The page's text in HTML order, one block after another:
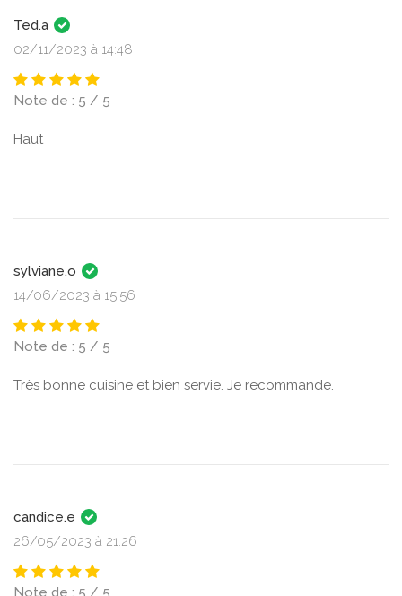
Ted.a
02/11/2023 à 14:48
Note de : 5 / 5
Haut
sylviane.o
14/06/2023 à 15:56
Note de : 5 / 5
Très bonne cuisine et bien servie. Je recommande.
candice.e
26/05/2023 à 21:26
Note de : 5 / 5